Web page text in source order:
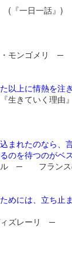
一日一話』)
モンゴメリ ─
以上に情熱を注
ていく理由』
まれたのなら、
のを待つのがベ
─ フランス
めには、立ち止
ズレーリ ─